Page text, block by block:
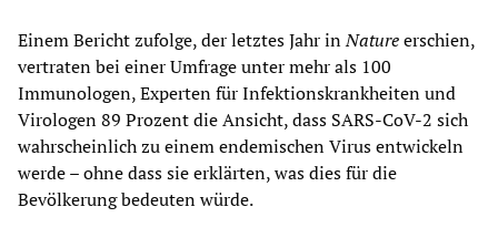
Einem Bericht zufolge, der letztes Jahr inNatureerschien,
vertraten bei einer Umfrage unter mehr als 100
Immunologen, Experten für Infektionskrankheiten und
Virologen 89 Prozent die Ansicht, dass SARS-CoV-2 sich
wahrscheinlich zu einem endemischen Virus entwickeln
werde – ohne dass sie erklärten, was dies für die
Bevölkerung bedeuten würde.